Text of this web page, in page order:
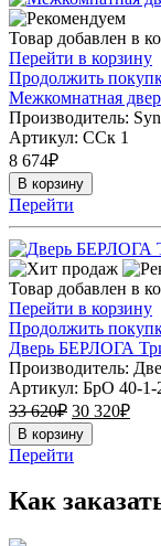
Товар добавлен в
Перейти в корзину
Продолжить
Межкомнатная
Производитель:
Артикул: ССк 1
8 674₽
В корзину
Перейти
Товар добавлен в
Перейти в корзину
Продолжить
Дверь БЕРЛОГА
Производитель:
Артикул: БрО 40-1-
33 620₽ 30 320₽
В корзину
Перейти
Как